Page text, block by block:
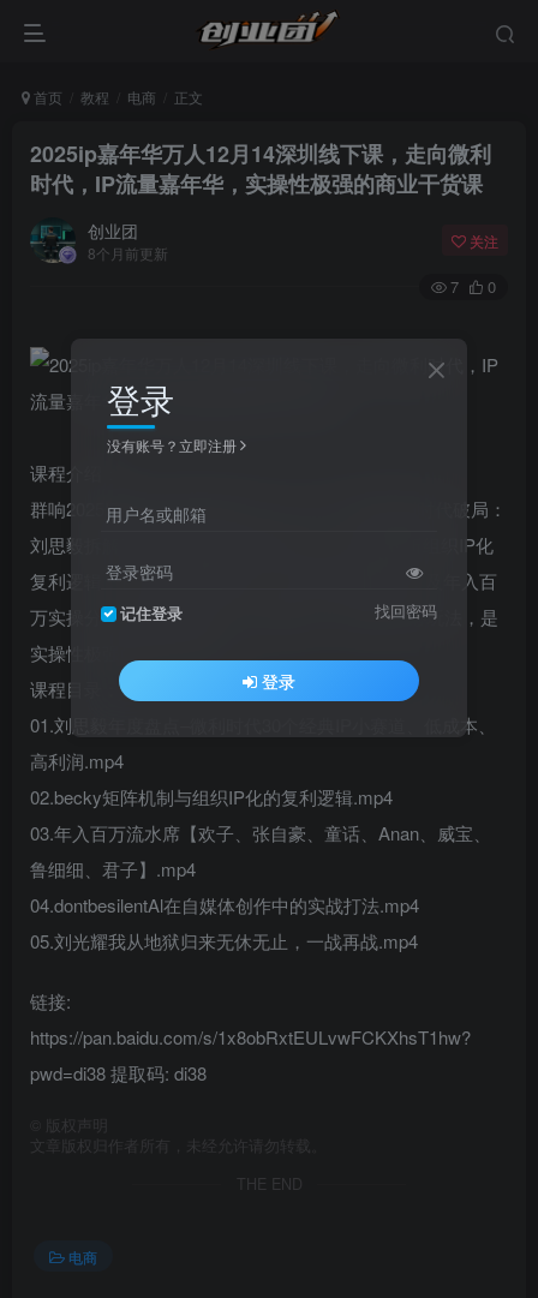
首页 教程 电商 正文
2025ip嘉年华万人12月14深圳线下课，走向微利
时代，IP流量嘉年华，实操性极强的商业干货课
创业团
8个月前更新
关注
7 0
课程介绍：
群响2025IP嘉年华深圳线下课（12.14）聚焦微利时代破局：
刘思毅拆解30个低成本高利润IP案例，Becky解析组织IP化
复利逻辑，还有AI自媒体实战、创业者逆袭故事，及年入百
万实操分享，覆盖小赛道、流量矩阵、私域等核心玩法，是
实操性极强的商业干货课。
课程目录：
01.刘思毅年度盘点–微利时代30个经典IP小赛道、低成本、
高利润.mp4
02.becky矩阵机制与组织IP化的复利逻辑.mp4
03.年入百万流水席【欢子、张自豪、童话、Anan、威宝、
鲁细细、君子】.mp4
04.dontbesilentAl在自媒体创作中的实战打法.mp4
05.刘光耀我从地狱归来无休无止，一战再战.mp4
链接:
https://pan.baidu.com/s/1x8obRxtEULvwFCKXhsT1hw?
pwd=di38 提取码: di38
版权声明
文章版权归作者所有，未经允许请勿转载。
THE END
电商
登录
没有账号？立即注册
用户名或邮箱
登录密码
记住登录 找回密码
登录